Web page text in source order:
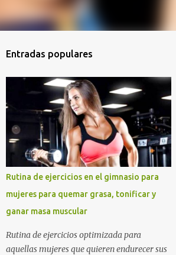
Entradas populares
Rutina de ejercicios en el gimnasio para
mujeres para quemar grasa, tonificar y
ganar masa muscular
Rutina de ejercicios optimizada para
aquellas mujeres que quieren endurecer sus